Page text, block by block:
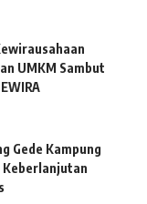
UMKM Sambut
Gede Kampung
Keberlanjutan